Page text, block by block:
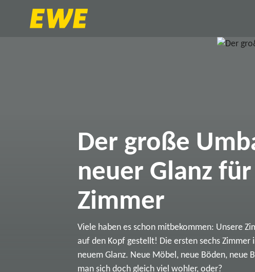
Der große
neuer Glanz
Zimmer
Viele haben es schon mitbekommen: Unsere
auf den Kopf gestellt! Die ersten sechs Zimmer
neuem Glanz. Neue Möbel, neue Böden, neue
man sich doch gleich viel wohler, oder?